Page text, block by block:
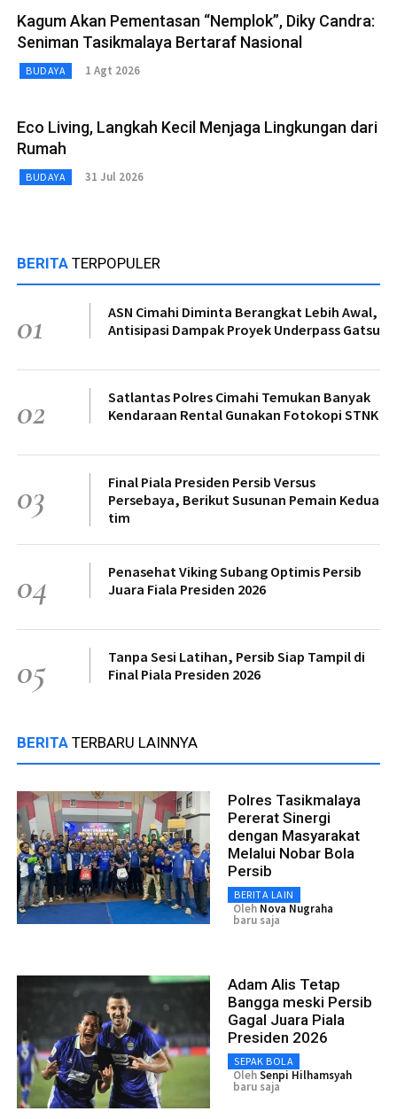
Kagum Akan Pementasan “Nemplok”, Diky Candra:
Seniman Tasikmalaya Bertaraf Nasional
BUDAYA 1 Agt 2026
Eco Living, Langkah Kecil Menjaga Lingkungan dari
Rumah
BUDAYA 31 Jul 2026
BERITA TERPOPULER
01
ASN Cimahi Diminta Berangkat Lebih Awal,
Antisipasi Dampak Proyek Underpass Gatsu
02
Satlantas Polres Cimahi Temukan Banyak
Kendaraan Rental Gunakan Fotokopi STNK
03
Final Piala Presiden Persib Versus
Persebaya, Berikut Susunan Pemain Kedua
tim
04
Penasehat Viking Subang Optimis Persib
Juara Fiala Presiden 2026
05
Tanpa Sesi Latihan, Persib Siap Tampil di
Final Piala Presiden 2026
BERITA TERBARU LAINNYA
Polres Tasikmalaya
Pererat Sinergi
dengan Masyarakat
Melalui Nobar Bola
Persib
BERITA LAIN
Oleh Nova Nugraha
baru saja
Adam Alis Tetap
Bangga meski Persib
Gagal Juara Piala
Presiden 2026
SEPAK BOLA
OlehSenpi Hilhamsyah
baru saja